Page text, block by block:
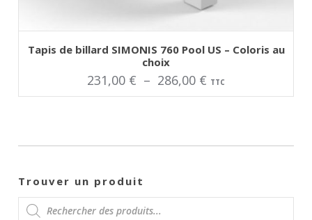
Trouver un produit
RECHERCHE
Ce
produit
a
plusieurs
variations.
Les
sur
Tapis de billard SIMONIS 760 Pool US – Coloris au
choix
231,00 € – 286,00 € Plage
de
231,00 €
TTC